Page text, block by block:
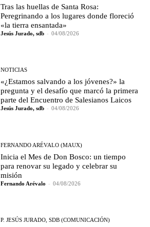
Tras las huellas de Santa Rosa:
Peregrinando a los lugares donde floreció
«la tierra ensantada»
Jesús Jurado, sdb - 04/08/2026
NOTICIAS
«¿Estamos salvando a los jóvenes?» la
pregunta y el desafío que marcó la primera
parte del Encuentro de Salesianos Laicos
Jesús Jurado, sdb - 04/08/2026
FERNANDO ARÉVALO (MAUX)
Inicia el Mes de Don Bosco: un tiempo
para renovar su legado y celebrar su
misión
Fernando Arévalo - 04/08/2026
P. JESÚS JURADO, SDB (COMUNICACIÓN)